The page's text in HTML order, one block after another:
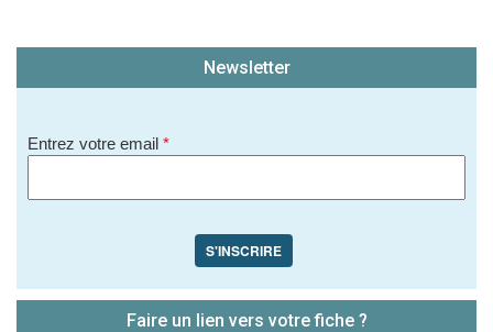
Newsletter
Entrez votre email *
S'INSCRIRE
Faire un lien vers votre fiche ?